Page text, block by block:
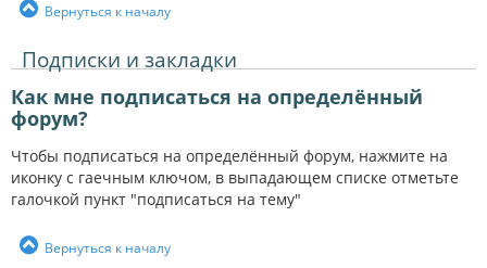
Вернуться к началу
Подписки и закладки
Как мне подписаться на определённый
форум?
Чтобы подписаться на определённый форум, нажмите на
иконку с гаечным ключом, в выпадающем списке отметьте
галочкой пункт "подписаться на тему"
Вернуться к началу